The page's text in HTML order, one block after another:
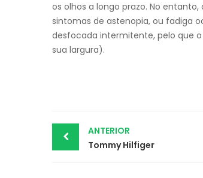
os olhos a longo prazo. No
sintomas de astenopia, ou fadiga
desfocada intermitente, pelo que
sua largura).
Post
navigation
ANTERIOR
Tommy Hilfiger